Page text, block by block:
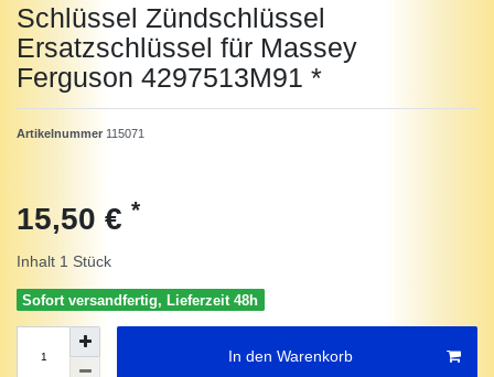
Schlüssel Zündschlüssel
Ersatzschlüssel für Massey
Ferguson 4297513M91 *
Artikelnummer 115071
15,50 € *
Inhalt 1 Stück
Sofort versandfertig, Lieferzeit 48h
In den Warenkorb